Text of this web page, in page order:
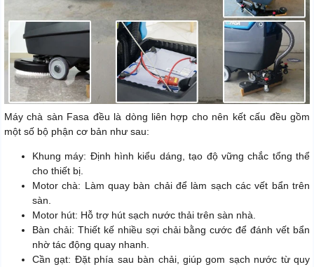
Máy chà sàn Fasa đều là dòng liên hợp cho nên kết cấu đều gồm
một số bộ phận cơ bản như sau:
Khung máy: Định hình kiểu dáng, tạo độ vững chắc tổng thể
cho thiết bị.
Motor chà: Làm quay bàn chải để làm sạch các vết bẩn trên
sàn.
Motor hút: Hỗ trợ hút sạch nước thải trên sàn nhà.
Bàn chải: Thiết kế nhiều sợi chải bằng cước để đánh vết bẩn
nhờ tác động quay nhanh.
Cần gạt: Đặt phía sau bàn chải, giúp gom sạch nước từ quy